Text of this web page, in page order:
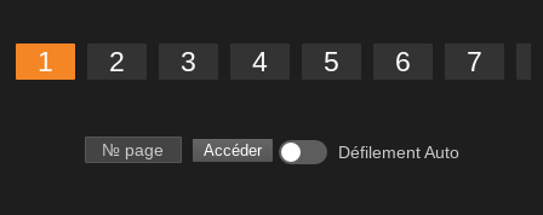
1 2 3 4 5 6 7
Numéro de page Accéder Défilement Auto